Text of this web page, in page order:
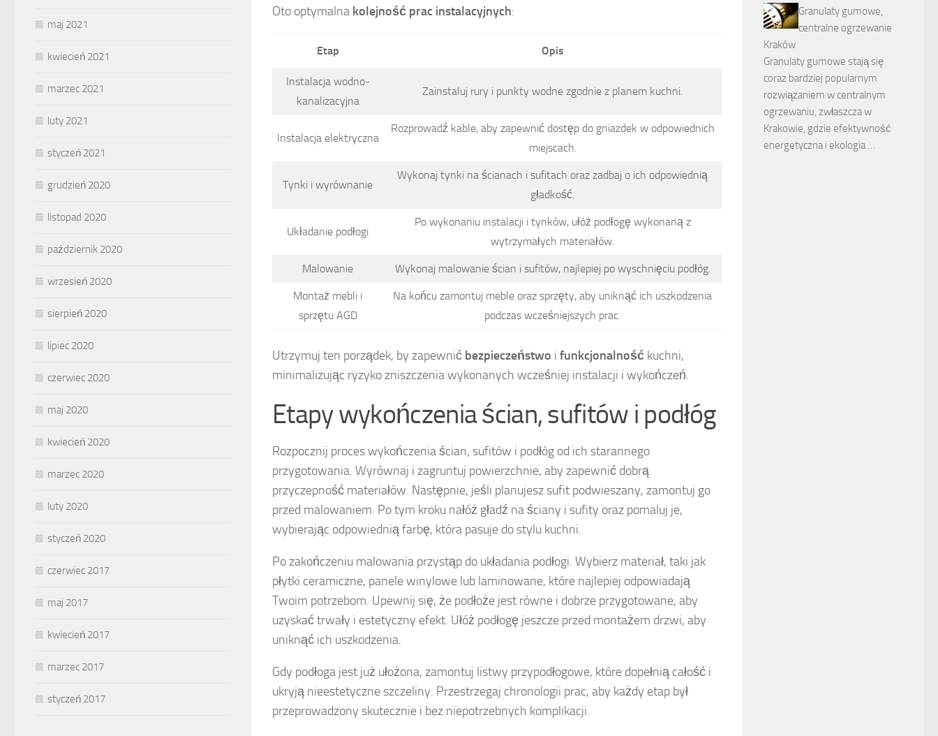
Oto optymalna kolejność prac instalacyjnych:
Etap Opis
Instalacja wodno-
kanalizacyjna
Zainstaluj rury i punkty wodne zgodnie z planem kuchni.
Instalacja elektryczna
Rozprowadź kable, aby zapewnić dostęp do gniazdek w odpowiednich
miejscach.
Tynki i wyrównanie
Wykonaj tynki na ścianach i sufitach oraz zadbaj o ich odpowiednią
gładkość.
Układanie podłogi
Po wykonaniu instalacji i tynków, ułóż podłogę wykonaną z
wytrzymałych materiałów.
Malowanie Wykonaj malowanie ścian i sufitów, najlepiej po wyschnięciu podłóg.
Montaż mebli i
sprzętu AGD
Na końcu zamontuj meble oraz sprzęty, aby uniknąć ich uszkodzenia
podczas wcześniejszych prac.
Utrzymuj ten porządek, by zapewnić bezpieczeństwo i funkcjonalność kuchni,
minimalizując ryzyko zniszczenia wykonanych wcześniej instalacji i wykończeń.
Etapy wykończenia ścian, sufitów i podłóg
Rozpocznij proces wykończenia ścian, sufitów i podłóg od ich starannego
przygotowania. Wyrównaj i zagruntuj powierzchnie, aby zapewnić dobrą
przyczepność materiałów. Następnie, jeśli planujesz sufit podwieszany, zamontuj go
przed malowaniem. Po tym kroku nałóż gładź na ściany i sufity oraz pomaluj je,
wybierając odpowiednią farbę, która pasuje do stylu kuchni.
Po zakończeniu malowania przystąp do układania podłogi. Wybierz materiał, taki jak
płytki ceramiczne, panele winylowe lub laminowane, które najlepiej odpowiadają
Twoim potrzebom. Upewnij się, że podłoże jest równe i dobrze przygotowane, aby
uzyskać trwały i estetyczny efekt. Ułóż podłogę jeszcze przed montażem drzwi, aby
uniknąć ich uszkodzenia.
Gdy podłoga jest już ułożona, zamontuj listwy przypodłogowe, które dopełnią całość i
ukryją nieestetyczne szczeliny. Przestrzegaj chronologii prac, aby każdy etap był
przeprowadzony skutecznie i bez niepotrzebnych komplikacji.
maj 2021
kwiecień 2021
marzec 2021
luty 2021
styczeń 2021
grudzień 2020
listopad 2020
październik 2020
wrzesień 2020
sierpień 2020
lipiec 2020
czerwiec 2020
maj 2020
kwiecień 2020
marzec 2020
luty 2020
styczeń 2020
czerwiec 2017
maj 2017
kwiecień 2017
marzec 2017
styczeń 2017
Granulaty gumowe,
centralne ogrzewanie
Kraków
Granulaty gumowe stają się
coraz bardziej popularnym
rozwiązaniem w centralnym
ogrzewaniu, zwłaszcza w
Krakowie, gdzie efektywność
energetyczna i ekologia …